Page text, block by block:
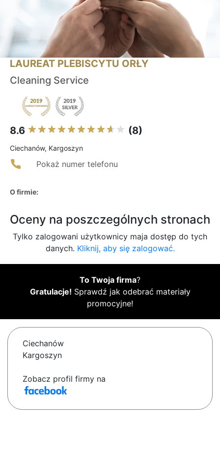
LAUREAT PLEBISCYTU ORŁY
Cleaning Service
8.6 (8)
Ciechanów, Kargoszyn
Pokaż numer telefonu
O firmie:
Oceny na poszczególnych stronach
Tylko zalogowani użytkownicy maja dostęp do tych
danych. Kliknij, aby się zalogować.
To Twoja firma?
Gratulacje! Sprawdź jak odebrać materiały
promocyjne!
Ciechanów
Kargoszyn
Zobacz profil firmy na